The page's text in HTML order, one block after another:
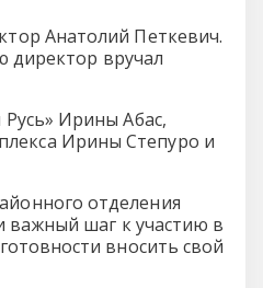
Анатолий Петкевич.
директор вручал
Ирины Абас,
Ирины Степуро и
отделения
важный шаг к участию в
вносить свой